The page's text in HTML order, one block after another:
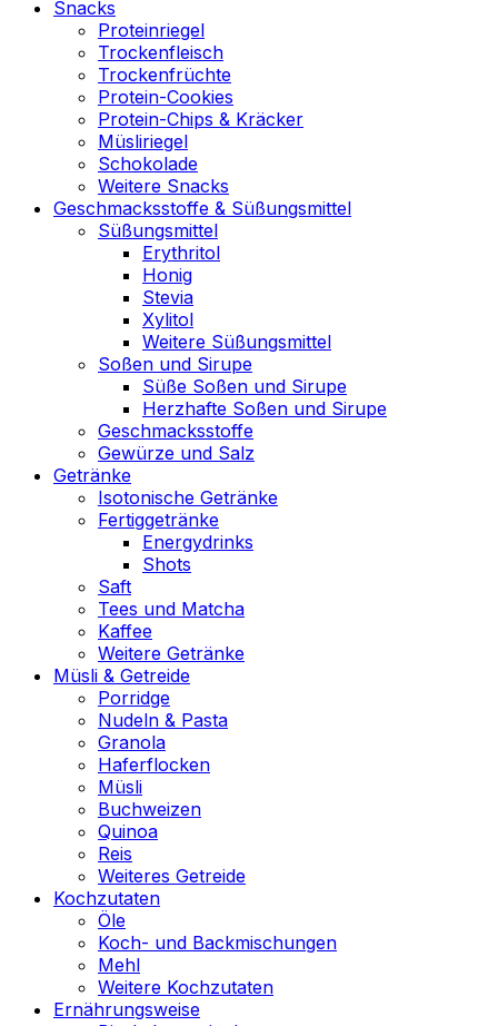
Snacks
Proteinriegel
Trockenfleisch
Trockenfrüchte
Protein-Cookies
Protein-Chips & Kräcker
Müsliriegel
Schokolade
Weitere Snacks
Geschmacksstoffe & Süßungsmittel
Süßungsmittel
Erythritol
Honig
Stevia
Xylitol
Weitere Süßungsmittel
Soßen und Sirupe
Süße Soßen und Sirupe
Herzhafte Soßen und Sirupe
Geschmacksstoffe
Gewürze und Salz
Getränke
Isotonische Getränke
Fertiggetränke
Energydrinks
Shots
Saft
Tees und Matcha
Kaffee
Weitere Getränke
Müsli & Getreide
Porridge
Nudeln & Pasta
Granola
Haferflocken
Müsli
Buchweizen
Quinoa
Reis
Weiteres Getreide
Kochzutaten
Öle
Koch- und Backmischungen
Mehl
Weitere Kochzutaten
Ernährungsweise